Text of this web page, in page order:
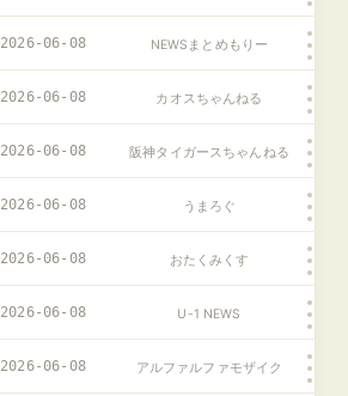
2026-06-08 NEWSまとめもりー
2026-06-08 カオスちゃんねる
2026-06-08 阪神タイガースちゃんねる
2026-06-08 うまろぐ
2026-06-08 おたくみくす
2026-06-08 U-1 NEWS
2026-06-08 アルファルファモザイク